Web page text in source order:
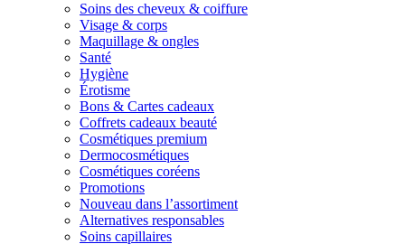
Soins des cheveux & coiffure
Visage & corps
Maquillage & ongles
Santé
Hygiène
Érotisme
Bons & Cartes cadeaux
Coffrets cadeaux beauté
Cosmétiques premium
Dermocosmétiques
Cosmétiques coréens
Promotions
Nouveau dans l’assortiment
Alternatives responsables
Soins capillaires